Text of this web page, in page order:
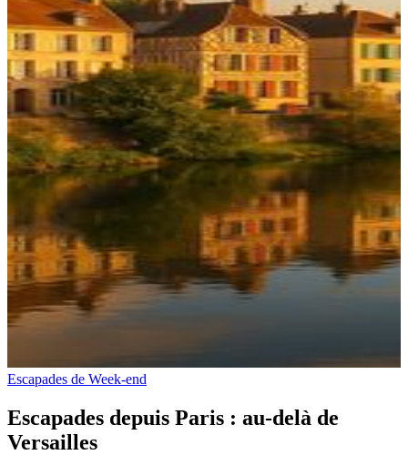
Escapades de Week-end
Escapades depuis Paris : au‑delà de
Versailles